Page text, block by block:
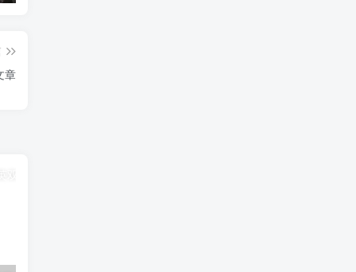
章